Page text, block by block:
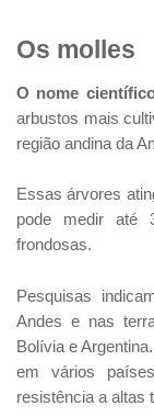
Os molles
O nome
arbustos mais
região andina da
Essas árvores
pode medir até
frondosas.
Pesquisas
Andes e nas
Bolívia e
em vários
resistência a altas